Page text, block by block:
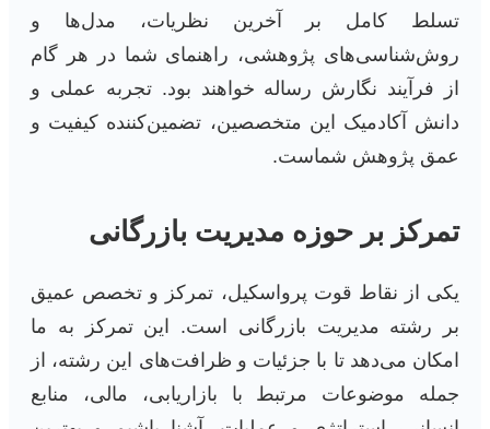
تسلط کامل بر آخرین نظریات، مدل‌ها و
روش‌شناسی‌های پژوهشی، راهنمای شما در هر گام
از فرآیند نگارش رساله خواهند بود. تجربه عملی و
دانش آکادمیک این متخصصین، تضمین‌کننده کیفیت و
عمق پژوهش شماست.
تمرکز بر حوزه مدیریت بازرگانی
یکی از نقاط قوت پرواسکیل، تمرکز و تخصص عمیق
بر رشته مدیریت بازرگانی است. این تمرکز به ما
امکان می‌دهد تا با جزئیات و ظرافت‌های این رشته، از
جمله موضوعات مرتبط با بازاریابی، مالی، منابع